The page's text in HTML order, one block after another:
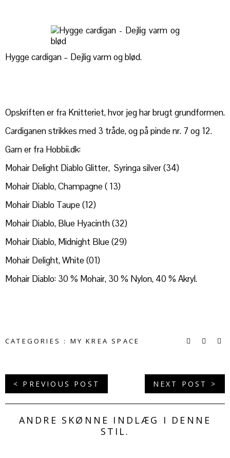
Hygge cardigan – Dejlig varm og blød.
Opskriften er fra Knitteriet, hvor jeg har brugt grundformen.
Cardiganen strikkes med 3 tråde, og på pinde nr. 7 og 12.
Garn er fra Hobbii.dk:
Mohair Delight Diablo Glitter, Syringa silver (34)
Mohair Diablo, Champagne ( 13)
Mohair Diablo Taupe (12)
Mohair Diablo, Blue Hyacinth (32)
Mohair Diablo, Midnight Blue (29)
Mohair Delight, White (01)
Mohair Diablo: 30 % Mohair, 30 % Nylon, 40 % Akryl.
CATEGORIES : MY KREA SPACE
< PREVIOUS POST NEXT POST >
ANDRE SKØNNE INDLÆG I DENNE
STIL.